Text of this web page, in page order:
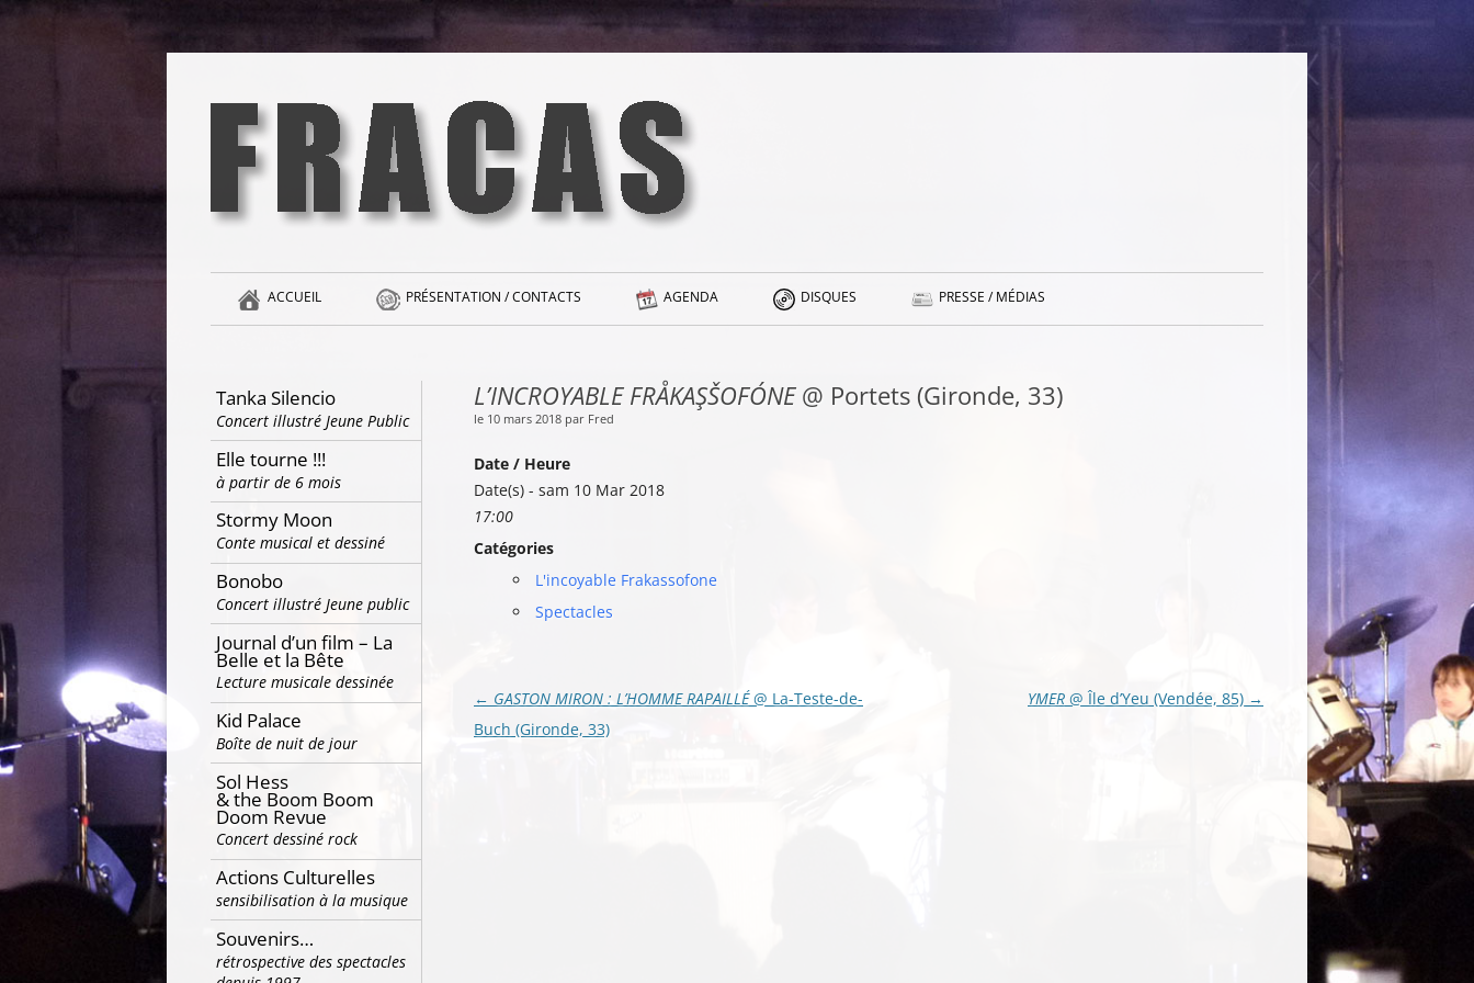
Aller
Fracas
ACCUEIL PRÉSENTATION / CONTACTS AGENDA DISQUES PRESSE / MÉDIAS
L’INCROYABLE FRÅKAŞŠOFÓNE@ Portets (Gironde, 33)
le 10 mars 2018 par Fred
Date / Heure
Date(s) - sam 10 Mar 2018
17:00
Catégories
L'incoyable Frakassofone
Spectacles
Navigation
des
← GASTON MIRON : L’HOMME RAPAILLÉ@ La-Teste-de-
Buch (Gironde, 33)
YMER @ Île d’Yeu (Vendée, 85) →
Tanka Silencio
Concert illustré Jeune Public
Elle tourne !!!
à partir de 6 mois
Stormy Moon
Conte musical et dessiné
Bonobo
Concert illustré Jeune public
Journal d’un film – La
Belle et la Bête
Lecture musicale dessinée
Kid Palace
Boîte de nuit de jour
Sol Hess
& the Boom Boom
Doom Revue
Concert dessiné rock
Actions Culturelles
sensibilisation à la musique
Souvenirs…
rétrospective des spectacles